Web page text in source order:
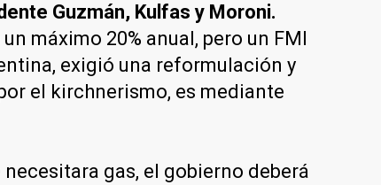
Guzmán, Kulfas y Moroni.
máximo 20% anual, pero un FMI
exigió una reformulación y
el kirchnerismo, es mediante
gas, el gobierno deberá